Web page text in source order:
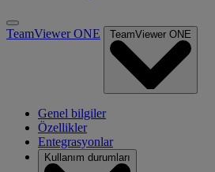
TeamViewer ONE TeamViewer ONE
Genel bilgiler
Özellikler
Entegrasyonlar
Kullanım durumları